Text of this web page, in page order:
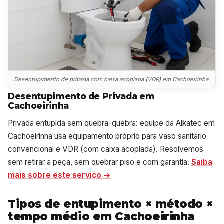
Desentupimento de privada com caixa acoplada (VDR) em Cachoeirinha
Desentupimento de Privada em
Cachoeirinha
Privada entupida sem quebra-quebra: equipe da Alkatec em
Cachoeirinha usa equipamento próprio para vaso sanitário
convencional e VDR (com caixa acoplada). Resolvemos
sem retirar a peça, sem quebrar piso e com garantia. Saiba
mais sobre este serviço →
Tipos de entupimento × método ×
tempo médio em Cachoeirinha